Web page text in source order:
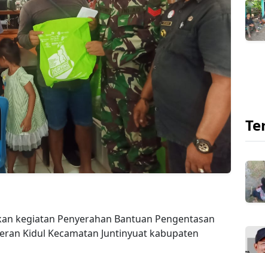
kegiatan Penyerahan Bantuan Pengentasan
Kidul Kecamatan Juntinyuat kabupaten